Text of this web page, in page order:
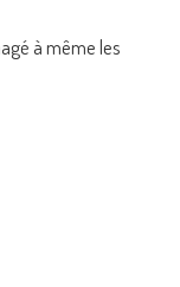
à même les